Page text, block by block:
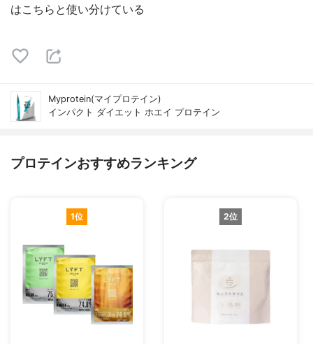
はこちらと使い分けている
Myprotein(マイプロテイン)
インパクト ダイエット ホエイ プロテイン
プロテインおすすめランキング
1位 2位